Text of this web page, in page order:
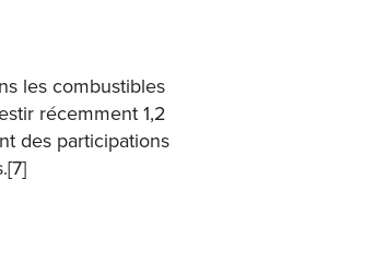
les combustibles
récemment 1,2
des participations